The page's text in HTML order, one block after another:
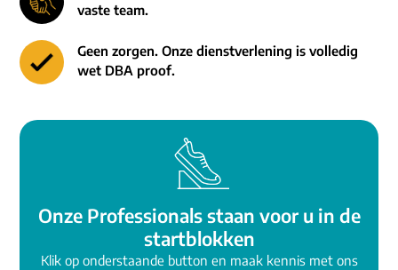
vaste team.
Geen zorgen. Onze dienstverlening is volledig
wet DBA proof.
Onze Professionals staan voor u in de
startblokken
Klik op onderstaande button en maak kennis met ons